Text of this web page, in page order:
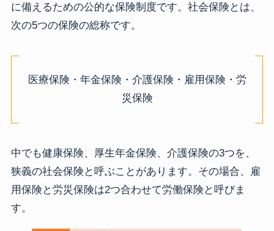
に備えるための公的な保険制度です。社会保険とは、
次の5つの保険の総称です。
医療保険・年金保険・介護保険・雇用保険・労
災保険
中でも健康保険、厚生年金保険、介護保険の3つを、
狭義の社会保険と呼ぶことがあります。その場合、雇
用保険と労災保険は2つ合わせて労働保険と呼びま
す。